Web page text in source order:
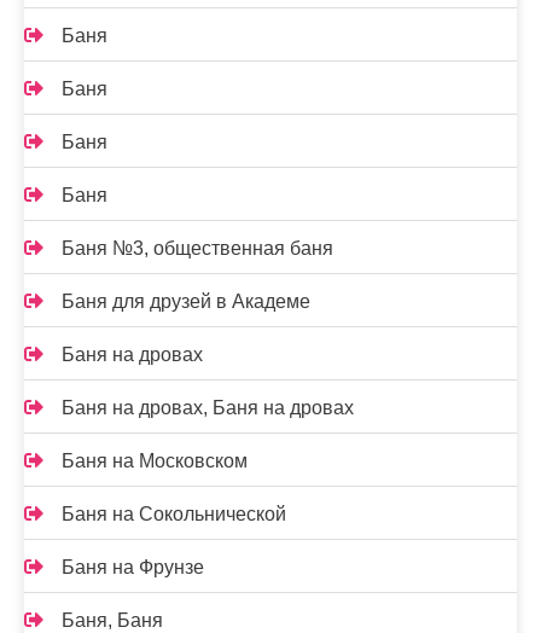
Баня
Баня
Баня
Баня
Баня №3, общественная баня
Баня для друзей в Академе
Баня на дровах
Баня на дровах, Баня на дровах
Баня на Московском
Баня на Сокольнической
Баня на Фрунзе
Баня, Баня